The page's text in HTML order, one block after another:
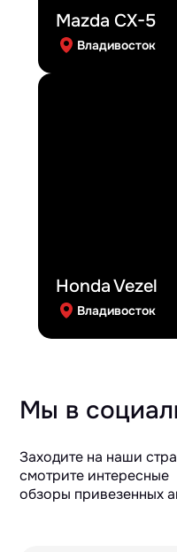
Mazda CX-5
Владивосток
Honda Vezel
Владивосток
Мы в
Заходите на наши
смотрите интересные
обзоры привезенных